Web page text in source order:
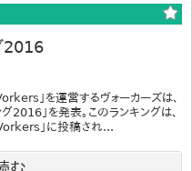
2016
」を運営するヴォーカーズは、
」を発表。このランキングは、
」に投稿され...